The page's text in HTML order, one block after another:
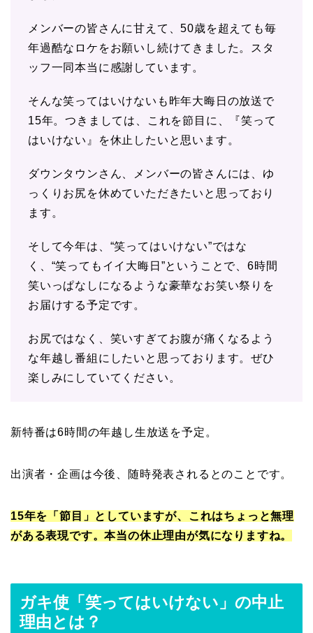
メンバーの皆さんに甘えて、50歳を超えても毎
年過酷なロケをお願いし続けてきました。スタ
ッフ一同本当に感謝しています。
そんな笑ってはいけないも昨年大晦日の放送で
15年。つきましては、これを節目に、『笑って
はいけない』を休止したいと思います。
ダウンタウンさん、メンバーの皆さんには、ゆ
っくりお尻を休めていただきたいと思っており
ます。
そして今年は、“笑ってはいけない”ではな
く、“笑ってもイイ大晦日”ということで、6時間
笑いっぱなしになるような豪華なお笑い祭りを
お届けする予定です。
お尻ではなく、笑いすぎてお腹が痛くなるよう
な年越し番組にしたいと思っております。ぜひ
楽しみにしていてください。
新特番は6時間の年越し生放送を予定。
出演者・企画は今後、随時発表されるとのことです。
15年を「節目」としていますが、これはちょっと無理
がある表現です。本当の休止理由が気になりますね。
ガキ使「笑ってはいけない」の中止
理由とは？